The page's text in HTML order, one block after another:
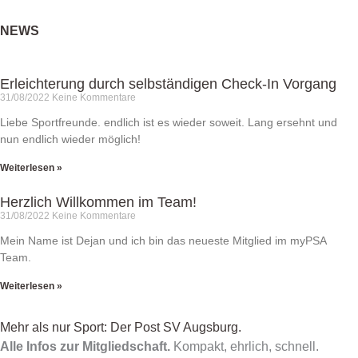
NEWS
Erleichterung durch selbständigen Check-In Vorgang
31/08/2022 Keine Kommentare
Liebe Sportfreunde. endlich ist es wieder soweit. Lang ersehnt und
nun endlich wieder möglich!
Weiterlesen »
Herzlich Willkommen im Team!
31/08/2022 Keine Kommentare
Mein Name ist Dejan und ich bin das neueste Mitglied im myPSA
Team.
Weiterlesen »
Mehr als nur Sport: Der Post SV Augsburg.
Alle Infos zur Mitgliedschaft. Kompakt, ehrlich, schnell.